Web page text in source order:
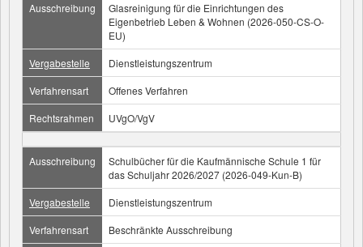
Ausschreibung
Glasreinigung für die Einrichtungen des
Eigenbetrieb Leben & Wohnen (2026-050-CS-O-
EU)
Vergabestelle
Dienstleistungszentrum
Verfahrensart
Offenes Verfahren
Rechtsrahmen
UVgO/VgV
Ausschreibung
Schulbücher für die Kaufmännische Schule 1 für
das Schuljahr 2026/2027 (2026-049-Kun-B)
Vergabestelle
Dienstleistungszentrum
Verfahrensart
Beschränkte Ausschreibung